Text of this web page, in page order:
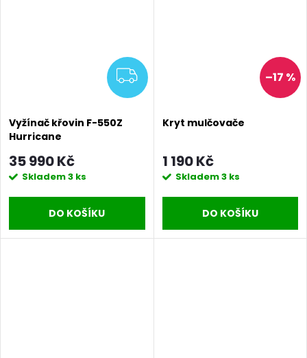
ZDARMA
Vyžínač křovin F-550Z
Hurricane
35 990 Kč
Skladem3 ks
DO KOŠÍKU
–17 %
Kryt mulčovače
1 190 Kč
Skladem3 ks
DO KOŠÍKU